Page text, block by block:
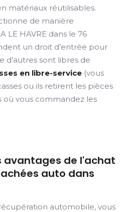
matériaux réutilisables.
de manière
LE HAVRE dans le 76
un droit d’entrée pour
d’autres sont libres de
en libre-service (vous
ou ils retirent les pièces
où vous commandez les
avantages de l'achat
auto dans
automobile, vous